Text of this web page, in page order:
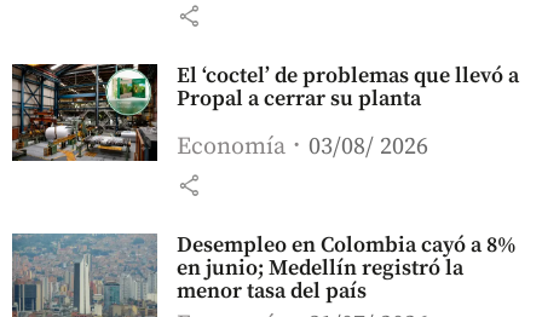
share
El ‘coctel’ de problemas que llevó a
Propal a cerrar su planta
Economía 03/08/ 2026
share
Desempleo en Colombia cayó a 8%
en junio; Medellín registró la
menor tasa del país